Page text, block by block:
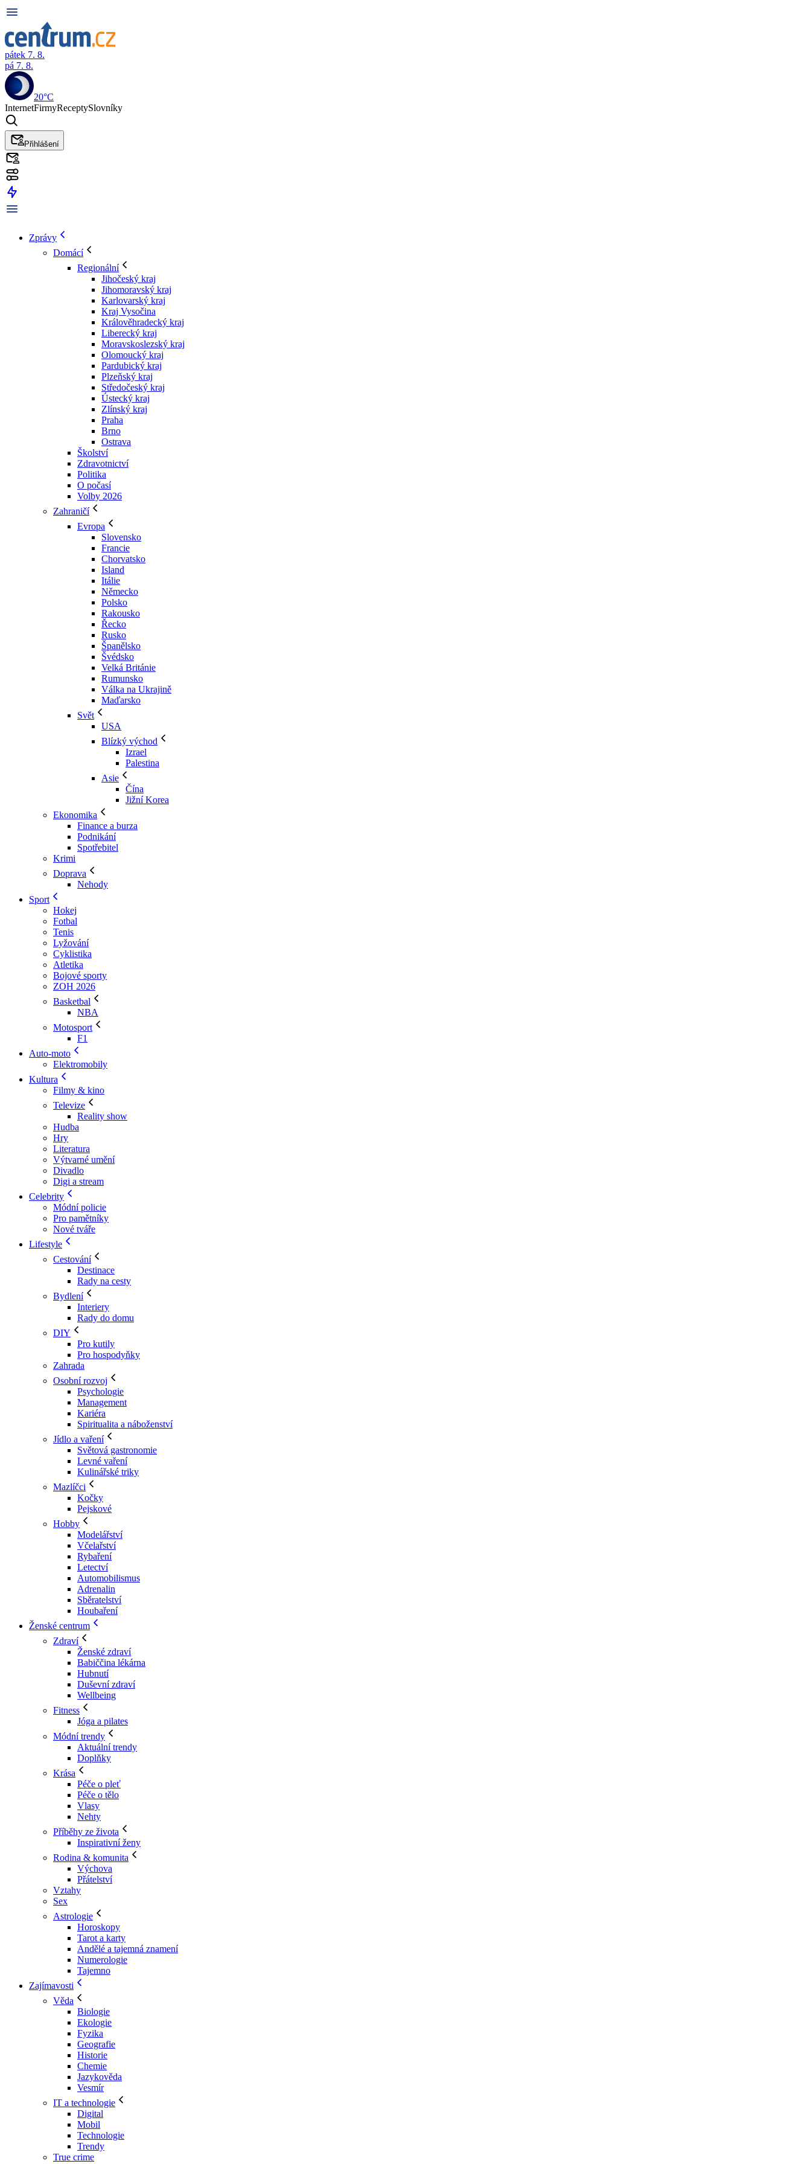
pátek 7. 8.
pá 7. 8.
20°C
InternetFirmyReceptySlovníky
Přihlášení
Zprávy
Domácí
Regionální
Jihočeský kraj
Jihomoravský kraj
Karlovarský kraj
Kraj Vysočina
Králověhradecký kraj
Liberecký kraj
Moravskoslezský kraj
Olomoucký kraj
Pardubický kraj
Plzeňský kraj
Středočeský kraj
Ústecký kraj
Zlínský kraj
Praha
Brno
Ostrava
Školství
Zdravotnictví
Politika
O počasí
Volby 2026
Zahraničí
Evropa
Slovensko
Francie
Chorvatsko
Island
Itálie
Německo
Polsko
Rakousko
Řecko
Rusko
Španělsko
Švédsko
Velká Británie
Rumunsko
Válka na Ukrajině
Maďarsko
Svět
USA
Blízký východ
Izrael
Palestina
Asie
Čína
Jižní Korea
Ekonomika
Finance a burza
Podnikání
Spotřebitel
Krimi
Doprava
Nehody
Sport
Hokej
Fotbal
Tenis
Lyžování
Cyklistika
Atletika
Bojové sporty
ZOH 2026
Basketbal
NBA
Motosport
F1
Auto-moto
Elektromobily
Kultura
Filmy & kino
Televize
Reality show
Hudba
Hry
Literatura
Výtvarné umění
Divadlo
Digi a stream
Celebrity
Módní policie
Pro pamětníky
Nové tváře
Lifestyle
Cestování
Destinace
Rady na cesty
Bydlení
Interiery
Rady do domu
DIY
Pro kutily
Pro hospodyňky
Zahrada
Osobní rozvoj
Psychologie
Management
Kariéra
Spiritualita a náboženství
Jídlo a vaření
Světová gastronomie
Levné vaření
Kulinářské triky
Mazlíčci
Kočky
Pejskové
Hobby
Modelářství
Včelařství
Rybaření
Letectví
Automobilismus
Adrenalin
Sběratelství
Houbaření
Ženské centrum
Zdraví
Ženské zdraví
Babiččina lékárna
Hubnutí
Duševní zdraví
Wellbeing
Fitness
Jóga a pilates
Módní trendy
Aktuální trendy
Doplňky
Krása
Péče o pleť
Péče o tělo
Vlasy
Nehty
Příběhy ze života
Inspirativní ženy
Rodina & komunita
Výchova
Přátelství
Vztahy
Sex
Astrologie
Horoskopy
Tarot a karty
Andělé a tajemná znamení
Numerologie
Tajemno
Zajímavosti
Věda
Biologie
Ekologie
Fyzika
Geografie
Historie
Chemie
Jazykověda
Vesmír
IT a technologie
Digital
Mobil
Technologie
Trendy
True crime